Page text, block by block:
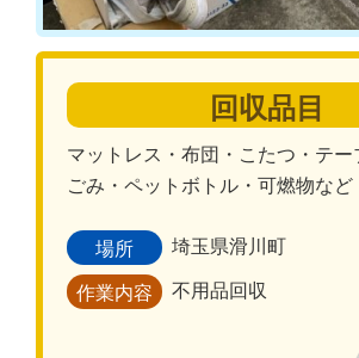
回収品目
マットレス・布団・こたつ・テー
ごみ・ペットボトル・可燃物など
場所 埼玉県滑川町
作業内容 不用品回収